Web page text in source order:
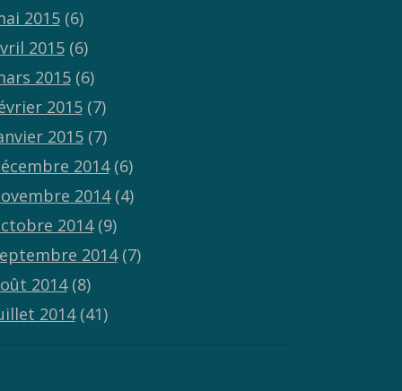
2015(6)
2015(6)
2015(6)
2015(7)
2015(7)
2014(6)
2014(4)
2014(9)
2014(7)
2014(8)
2014(41)